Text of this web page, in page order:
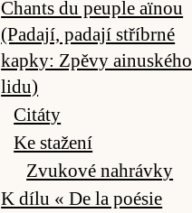
Chants du peuple aïnou
(Padají, padají stříbrné
kapky: Zpěvy ainuského
lidu)
Citáty
Ke stažení
Zvukové nahrávky
K dílu « De la poésie